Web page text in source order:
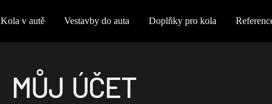
Kola v autě Vestavby do auta Doplňky pro kola
MŮJ ÚČET